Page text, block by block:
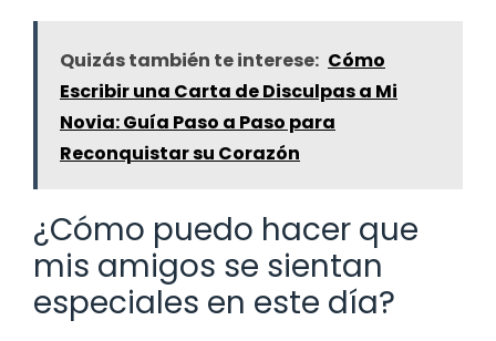
Quizás también te interese: Cómo
Escribir una Carta de Disculpas a Mi
Novia: Guía Paso a Paso para
Reconquistar su Corazón
¿Cómo puedo hacer que
mis amigos se sientan
especiales en este día?